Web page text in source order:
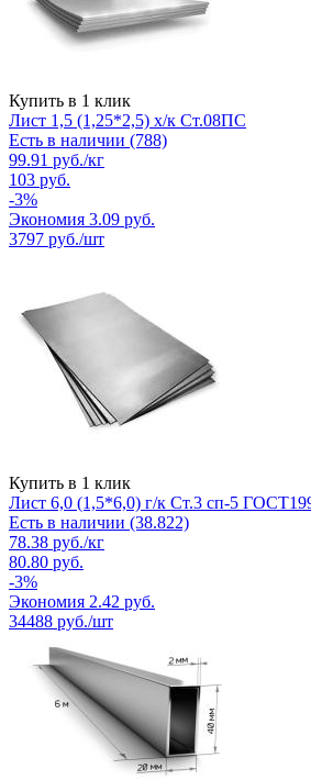
Купить в 1 клик
Лист 1,5 (1,25*2,5) х/к Ст.08ПС
Есть в наличии (788)
99.91 руб./кг
103 руб.
-3%
Экономия 3.09 руб.
3797 руб./шт
Купить в 1 клик
Лист 6,0 (1,5*6,0) г/к Ст.3 сп-5
Есть в наличии (38.822)
78.38 руб./кг
80.80 руб.
-3%
Экономия 2.42 руб.
34488 руб./шт